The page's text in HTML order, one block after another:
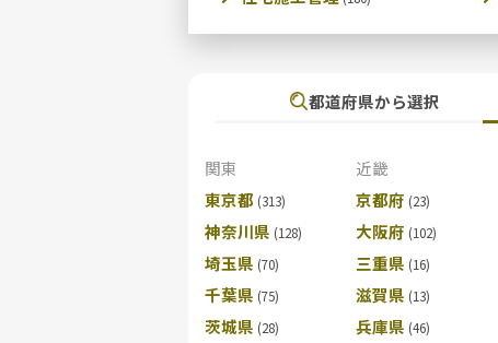
都道府県から選択
関東
東京都
神奈川県
埼玉県
千葉県
茨城県
近畿
京都府
大阪府
三重県
滋賀県
兵庫県